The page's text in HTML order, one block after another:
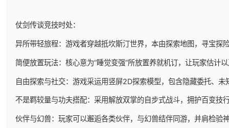
仗剑传谈竞技时处：
异所带轻旅程：游戏者穿越抵坎斯汀世界，本由探索地图，寻宝探
简便放置玩法：核心意为“睡觉变强”所放置养就机订，让玩家估计
自由探索与社交：游戏采运用竖屏2D探索模型，包含隐藏委托、
不是羁较量与功夫搭配：采用解放双掌的自步式战斗，拥护百变技
伙伴与幻兽：玩家可以邂逅各类伙伴，与幻兽结伴同游，并肩检验